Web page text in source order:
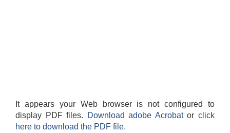
It appears your Web browser is not configured to
display PDF files.
Download adobe Acrobatorclick
here to download the PDF file.